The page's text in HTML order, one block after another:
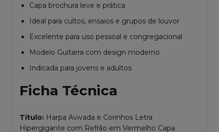
Capa brochura leve e prática
Ideal para cultos, ensaios e grupos de louvor
Excelente para uso pessoal e congregacional
Modelo Guitarra com design moderno
Indicada para jovens e adultos
Ficha Técnica
Título: Harpa Avivada e Corinhos Letra
Hipergigante com Refrão em Vermelho Capa